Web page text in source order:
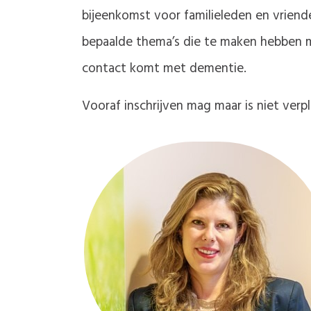
bijeenkomst voor familieleden en
bepaalde thema’s die te maken
contact komt met dementie.
Vooraf inschrijven mag maar is niet